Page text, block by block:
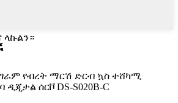
ላኩልን።